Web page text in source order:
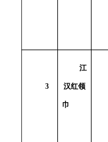
3
江
汉红领
巾